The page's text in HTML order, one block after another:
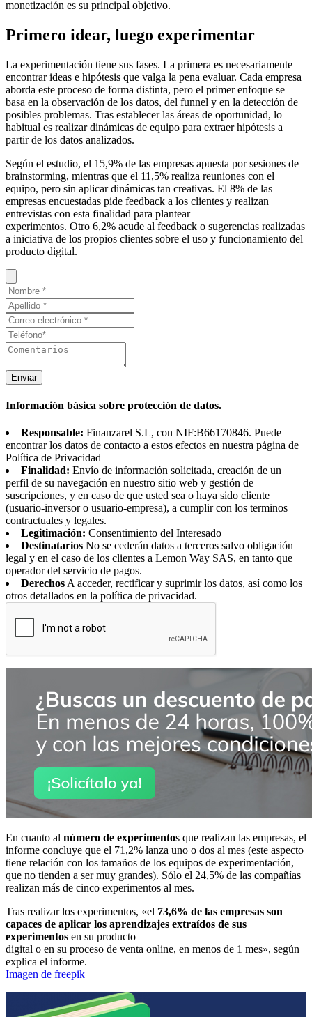
monetización es su principal objetivo.
Primero idear, luego experimentar
La experimentación tiene sus fases. La primera es necesariamente
encontrar ideas e hipótesis que valga la pena evaluar. Cada empresa
aborda este proceso de forma distinta, pero el primer enfoque se
basa en la observación de los datos, del funnel y en la detección de
posibles problemas. Tras establecer las áreas de oportunidad, lo
habitual es realizar dinámicas de equipo para extraer hipótesis a
partir de los datos analizados.
Según el estudio, el 15,9% de las empresas apuesta por sesiones de
brainstorming, mientras que el 11,5% realiza reuniones con el
equipo, pero sin aplicar dinámicas tan creativas. El 8% de las
empresas encuestadas pide feedback a los clientes y realizan
entrevistas con esta finalidad para plantear
experimentos. Otro 6,2% acude al feedback o sugerencias realizadas
a iniciativa de los propios clientes sobre el uso y funcionamiento del
producto digital.
Enviar
Información básica sobre protección de datos.
Responsable: Finanzarel S.L, con NIF:B66170846. Puede
encontrar los datos de contacto a estos efectos en nuestra página de
Política de Privacidad
Finalidad: Envío de información solicitada, creación de un
perfil de su navegación en nuestro sitio web y gestión de
suscripciones, y en caso de que usted sea o haya sido cliente
(usuario-inversor o usuario-empresa), a cumplir con los terminos
contractuales y legales.
Legitimación: Consentimiento del Interesado
Destinatarios No se cederán datos a terceros salvo obligación
legal y en el caso de los clientes a Lemon Way SAS, en tanto que
operador del servicio de pagos.
Derechos A acceder, rectificar y suprimir los datos, así como los
otros detallados en la política de privacidad.
En cuanto al número de experimentos que realizan las empresas, el
informe concluye que el 71,2% lanza uno o dos al mes (este aspecto
tiene relación con los tamaños de los equipos de experimentación,
que no tienden a ser muy grandes). Sólo el 24,5% de las compañías
realizan más de cinco experimentos al mes.
Tras realizar los experimentos, «el 73,6% de las empresas son
capaces de aplicar los aprendizajes extraídos de sus
experimentos en su producto
digital o en su proceso de venta online, en menos de 1 mes», según
explica el informe.
Imagen de freepik